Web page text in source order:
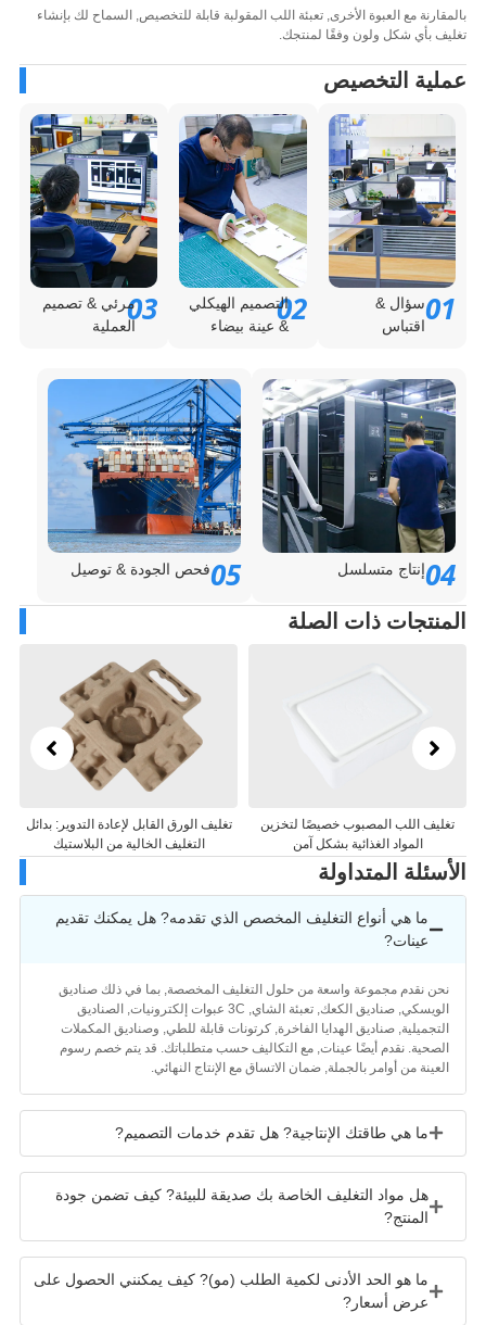
مع العبوة الأخرى, تعبئة اللب المقولبة قابلة للتخصيص, السماح لك بإنشاء
بأي شكل ولون وفقًا لمنتجك.
التخصيص
سؤال &
اقتباس
التصميم الهيكلي
& عينة بيضاء
03
مرئي & تصميم
العملية
إنتاج متسلسل فحص الجودة & توصيل
ذات الصلة
اللب المصبوب خصيصًا لتخزين
المواد الغذائية بشكل آمن
تغليف الورق القابل لإعادة التدوير: بدائل
التغليف الخالية من البلاستيك
المتداولة
ما هي أنواع التغليف المخصص الذي تقدمه? هل يمكنك تقديم
عينات?
نقدم مجموعة واسعة من حلول التغليف المخصصة, بما في ذلك صناديق
الويسكي, صناديق الكعك, تعبئة الشاي, 3C عبوات إلكترونيات, الصناديق
صناديق الهدايا الفاخرة, كرتونات قابلة للطي, وصناديق المكملات
نقدم أيضًا عينات, مع التكاليف حسب متطلباتك. قد يتم خصم رسوم
من أوامر بالجملة, ضمان الاتساق مع الإنتاج النهائي.
ما هي طاقتك الإنتاجية? هل تقدم خدمات التصميم?
هل مواد التغليف الخاصة بك صديقة للبيئة? كيف تضمن جودة
المنتج?
ما هو الحد الأدنى لكمية الطلب (مو)? كيف يمكنني الحصول على
عرض أسعار?